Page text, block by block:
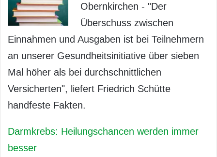
Obernkirchen - "Der
Überschuss zwischen
Einnahmen und Ausgaben ist bei Teilnehmern
an unserer Gesundheitsinitiative über sieben
Mal höher als bei durchschnittlichen
Versicherten", liefert Friedrich Schütte
handfeste Fakten.
Darmkrebs: Heilungschancen werden immer
besser